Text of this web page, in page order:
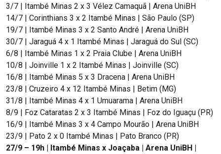
3/7 | Itambé Minas 2 x 3 Vélez Camaquã | Arena UniBH
14/7 | Corinthians 3 x 2 Itambé Minas | São Paulo (SP)
19/7 | Itambé Minas 3 x 2 Santo André | Arena UniBH
30/7 | Jaraguá 4 x 1 Itambé Minas | Jaraguá do Sul (SC)
6/8 | Itambé Minas 1 x 2 Praia Clube | Arena UniBH
10/8 | Joinville 1 x 2 Itambé Minas | Joinville (SC)
16/8 | Itambé Minas 5 x 3 Dracena | Arena UniBH
23/8 | Cruzeiro 4 x 12 Itambé Minas | Betim (MG)
31/8 | Itambé Minas 4 x 1 Umuarama | Arena UniBH
8/9 | Foz Cataratas 2 x 3 Itambé Minas | Foz do Iguaçu (PR)
16/9 | Itambé Minas 3 x 4 Campo Mourão | Arena UniBH
23/9 | Pato 2 x 0 Itambé Minas | Pato Branco (PR)
27/9 – 19h | Itambé Minas x Joaçaba | Arena UniBH |